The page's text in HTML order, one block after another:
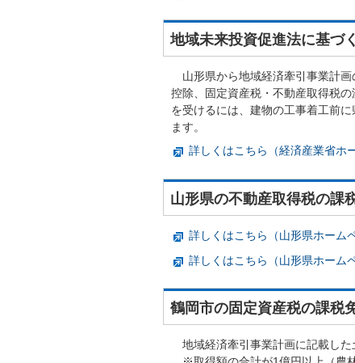
地域未来投資促進法に基づ
山形県から地域経済牽引事業計画
控除、固定資産税・不動産取得税
を受けるには、建物の工事着工前
ます。
詳しくはこちら（経済産業省ホ
山形県の不動産取得税の課
詳しくはこちら（山形県ホーム
詳しくはこちら（山形県ホーム
鶴岡市の固定資産税の課税
地域経済牽引事業計画に記載した